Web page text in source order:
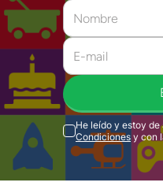
He leído y estoy
Condiciones y con